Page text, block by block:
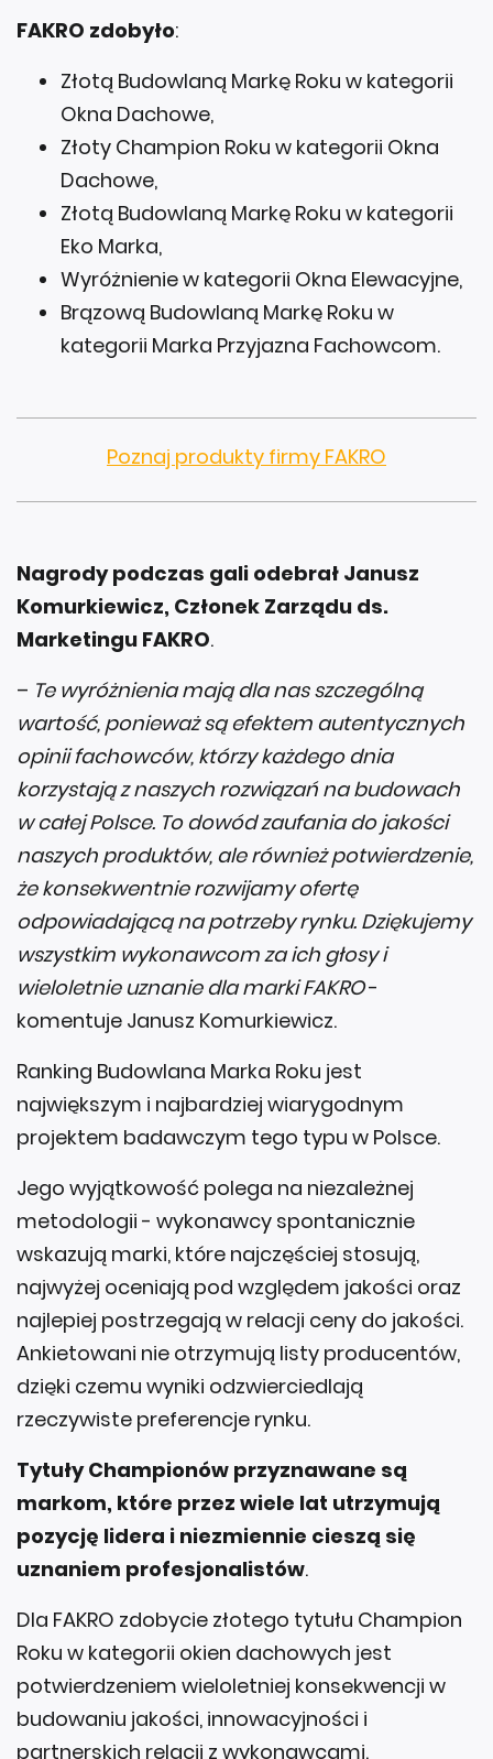
FAKRO zdobyło:
Złotą Budowlaną Markę Roku w kategorii
Okna Dachowe,
Złoty Champion Roku w kategorii Okna
Dachowe,
Złotą Budowlaną Markę Roku w kategorii
Eko Marka,
Wyróżnienie w kategorii Okna Elewacyjne,
Brązową Budowlaną Markę Roku w
kategorii Marka Przyjazna Fachowcom.
Poznaj produkty firmy FAKRO
Nagrody podczas gali odebrał Janusz
Komurkiewicz, Członek Zarządu ds.
Marketingu FAKRO.
– Te wyróżnienia mają dla nas szczególną
wartość, ponieważ są efektem autentycznych
opinii fachowców, którzy każdego dnia
korzystają z naszych rozwiązań na budowach
w całej Polsce. To dowód zaufania do jakości
naszych produktów, ale również potwierdzenie,
że konsekwentnie rozwijamy ofertę
odpowiadającą na potrzeby rynku. Dziękujemy
wszystkim wykonawcom za ich głosy i
wieloletnie uznanie dla marki FAKRO-
komentuje Janusz Komurkiewicz.
Ranking Budowlana Marka Roku jest
największym i najbardziej wiarygodnym
projektem badawczym tego typu w Polsce.
Jego wyjątkowość polega na niezależnej
metodologii - wykonawcy spontanicznie
wskazują marki, które najczęściej stosują,
najwyżej oceniają pod względem jakości oraz
najlepiej postrzegają w relacji ceny do jakości.
Ankietowani nie otrzymują listy producentów,
dzięki czemu wyniki odzwierciedlają
rzeczywiste preferencje rynku.
Tytuły Championów przyznawane są
markom, które przez wiele lat utrzymują
pozycję lidera i niezmiennie cieszą się
uznaniem profesjonalistów.
Dla FAKRO zdobycie złotego tytułu Champion
Roku w kategorii okien dachowych jest
potwierdzeniem wieloletniej konsekwencji w
budowaniu jakości, innowacyjności i
partnerskich relacji z wykonawcami.